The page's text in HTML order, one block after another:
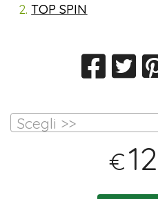
TOP SPIN
Scegli >>
€12